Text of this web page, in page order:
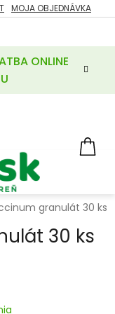
ONLINE
MOJA OBJEDNÁVKA
granulát 30 ks
30 ks